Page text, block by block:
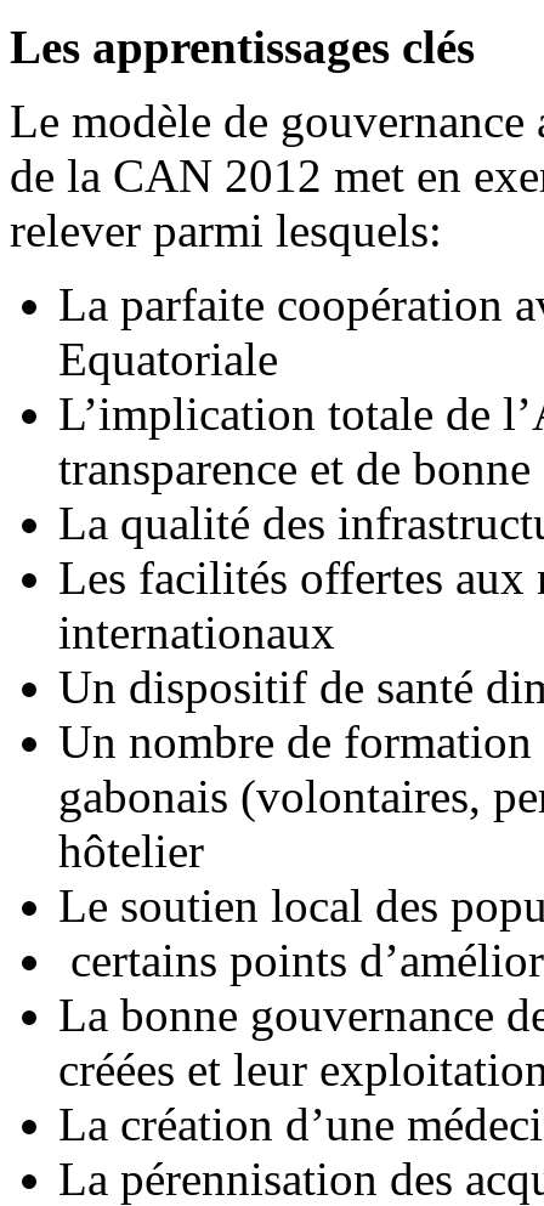
Les apprentissages clés
Le modèle de
de la CAN 2012 met en
relever parmi lesquels:
La parfaite coopération
Equatoriale
L’implication totale de
transparence et de
La qualité des
Les facilités offertes aux
internationaux
Un dispositif de santé
Un nombre de formation
gabonais (volontaires,
hôtelier
Le soutien local des
certains points
La bonne gouvernance
créées et leur
La création d’une
La pérennisation des